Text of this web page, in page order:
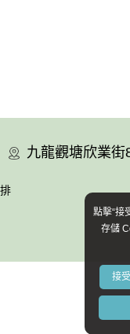
九龍觀塘欣業街
點擊“接
存儲
接